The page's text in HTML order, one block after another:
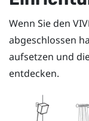
Wenn Sie den
abgeschlossen
aufsetzen und
entdecken.